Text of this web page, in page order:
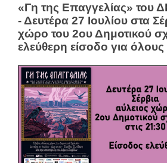
«Γη της Επαγγελίας» του
- Δευτέρα 27 Ιουλίου στα
χώρο του 2ου Δημοτικού
ελεύθερη είσοδο για όλους